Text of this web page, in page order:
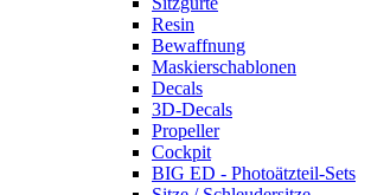
Resin
Bewaffnung
Maskierschablonen
Decals
3D-Decals
Propeller
Cockpit
BIG ED - Photoätzteil-Sets